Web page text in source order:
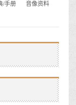
/手册
音像资料